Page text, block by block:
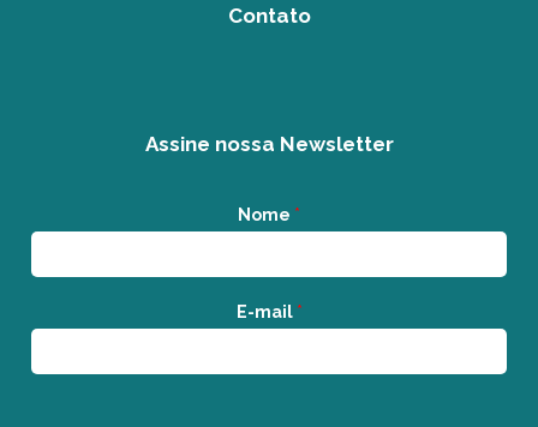
Contato
Assine nossa Newsletter
Nome *
E-mail *